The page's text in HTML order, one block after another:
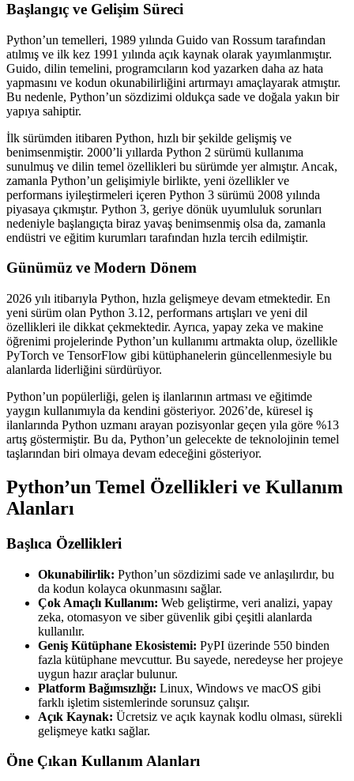
Başlangıç ve Gelişim Süreci
Python’un temelleri, 1989 yılında Guido van Rossum tarafından
atılmış ve ilk kez 1991 yılında açık kaynak olarak yayımlanmıştır.
Guido, dilin temelini, programcıların kod yazarken daha az hata
yapmasını ve kodun okunabilirliğini artırmayı amaçlayarak atmıştır.
Bu nedenle, Python’un sözdizimi oldukça sade ve doğala yakın bir
yapıya sahiptir.
İlk sürümden itibaren Python, hızlı bir şekilde gelişmiş ve
benimsenmiştir. 2000’li yıllarda Python 2 sürümü kullanıma
sunulmuş ve dilin temel özellikleri bu sürümde yer almıştır. Ancak,
zamanla Python’un gelişimiyle birlikte, yeni özellikler ve
performans iyileştirmeleri içeren Python 3 sürümü 2008 yılında
piyasaya çıkmıştır. Python 3, geriye dönük uyumluluk sorunları
nedeniyle başlangıçta biraz yavaş benimsenmiş olsa da, zamanla
endüstri ve eğitim kurumları tarafından hızla tercih edilmiştir.
Günümüz ve Modern Dönem
2026 yılı itibarıyla Python, hızla gelişmeye devam etmektedir. En
yeni sürüm olan Python 3.12, performans artışları ve yeni dil
özellikleri ile dikkat çekmektedir. Ayrıca, yapay zeka ve makine
öğrenimi projelerinde Python’un kullanımı artmakta olup, özellikle
PyTorch ve TensorFlow gibi kütüphanelerin güncellenmesiyle bu
alanlarda liderliğini sürdürüyor.
Python’un popülerliği, gelen iş ilanlarının artması ve eğitimde
yaygın kullanımıyla da kendini gösteriyor. 2026’de, küresel iş
ilanlarında Python uzmanı arayan pozisyonlar geçen yıla göre %13
artış göstermiştir. Bu da, Python’un gelecekte de teknolojinin temel
taşlarından biri olmaya devam edeceğini gösteriyor.
Python’un Temel Özellikleri ve Kullanım
Alanları
Başlıca Özellikleri
Okunabilirlik: Python’un sözdizimi sade ve anlaşılırdır, bu
da kodun kolayca okunmasını sağlar.
Çok Amaçlı Kullanım: Web geliştirme, veri analizi, yapay
zeka, otomasyon ve siber güvenlik gibi çeşitli alanlarda
kullanılır.
Geniş Kütüphane Ekosistemi: PyPI üzerinde 550 binden
fazla kütüphane mevcuttur. Bu sayede, neredeyse her projeye
uygun hazır araçlar bulunur.
Platform Bağımsızlığı: Linux, Windows ve macOS gibi
farklı işletim sistemlerinde sorunsuz çalışır.
Açık Kaynak: Ücretsiz ve açık kaynak kodlu olması, sürekli
gelişmeye katkı sağlar.
Öne Çıkan Kullanım Alanları